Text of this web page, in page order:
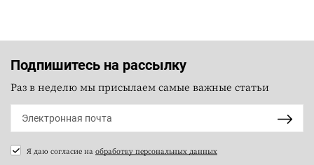
Подпишитесь на рассылку
Раз в неделю мы присылаем самые важные статьи
Я даю согласие на обработку персональных данных